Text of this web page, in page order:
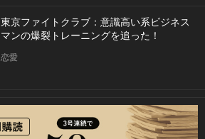
東京ファイトクラブ：意識高い系ビジネス
マンの爆裂トレーニングを追った！
恋愛